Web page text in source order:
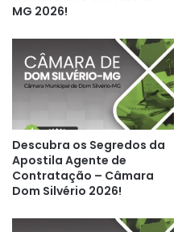
MG 2026!
Descubra os Segredos da
Apostila Agente de
Contratação – Câmara
Dom Silvério 2026!